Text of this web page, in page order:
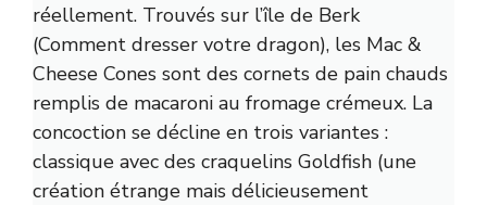
réellement. Trouvés sur l’île de Berk
(Comment dresser votre dragon), les Mac &
Cheese Cones sont des cornets de pain chauds
remplis de macaroni au fromage crémeux. La
concoction se décline en trois variantes :
classique avec des craquelins Goldfish (une
création étrange mais délicieusement